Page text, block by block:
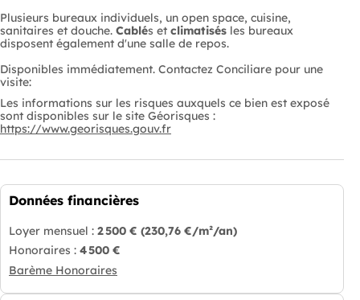
Plusieurs bureaux individuels, un open space, cuisine,
sanitaires et douche. Cablés et climatisés les bureaux
disposent également d'une salle de repos.
Disponibles immédiatement. Contactez Conciliare pour une
visite:
Les informations sur les risques auxquels ce bien est exposé
sont disponibles sur le site Géorisques :
https://www.georisques.gouv.fr
Données financières
Loyer mensuel : 2 500 € (230,76 €/m²/an)
Honoraires : 4 500 €
Barème Honoraires